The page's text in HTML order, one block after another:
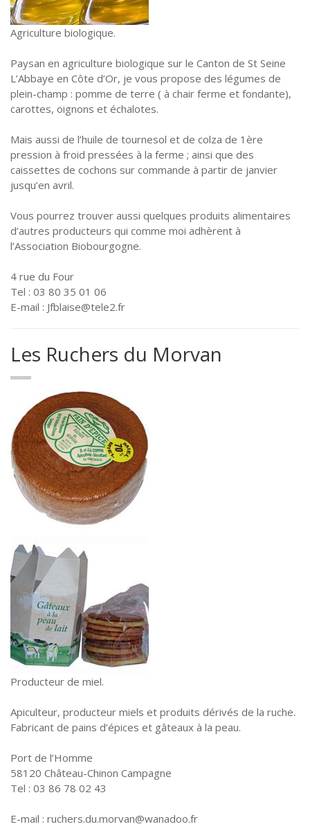
Agriculture biologique.
Paysan en agriculture biologique sur le Canton de St Seine
L’Abbaye en Côte d’Or, je vous propose des légumes de
plein-champ : pomme de terre ( à chair ferme et fondante),
carottes, oignons et échalotes.
Mais aussi de l’huile de tournesol et de colza de 1ère
pression à froid pressées à la ferme ; ainsi que des
caissettes de cochons sur commande à partir de janvier
jusqu’en avril.
Vous pourrez trouver aussi quelques produits alimentaires
d’autres producteurs qui comme moi adhèrent à
l’Association Biobourgogne.
4 rue du Four
Tel : 03 80 35 01 06
E-mail : Jfblaise@tele2.fr
Les Ruchers du Morvan
Producteur de miel.
Apiculteur, producteur miels et produits dérivés de la ruche.
Fabricant de pains d’épices et gâteaux à la peau.
Port de l’Homme
58120 Château-Chinon Campagne
Tel : 03 86 78 02 43
E-mail : ruchers.du.morvan@wanadoo.fr